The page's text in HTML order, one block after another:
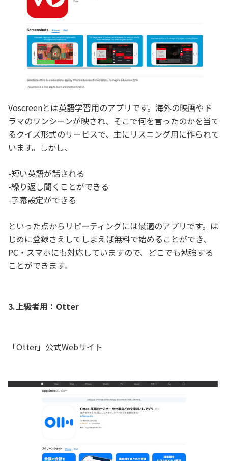
Voscreenとは英語学習用のアプリです。海外の映画やド
ラマのワンシーンが映され、そこで何を言ったのかを当て
るクイズ形式のサービスで、主にリスニング用に作られて
います。しかし、
-短い英語が話される
-繰り返し聞くことができる
-字幕設定ができる
といった点からリピーティングには最適のアプリです。は
じめに登録さえしてしまえば無料で始めることができ、
PC・スマホにも対応していますので、どこでも勉強する
ことができます。
3.上級者用：Otter
「Otter」公式Webサイト